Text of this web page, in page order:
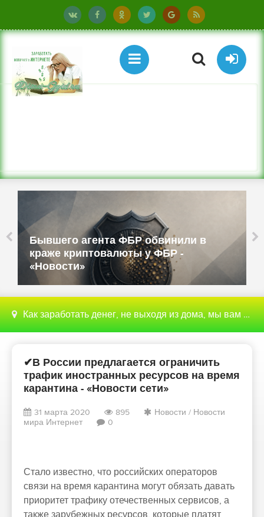
Бывшего агента ФБР обвинили в
краже криптовалюты у ФБР -
«Новости»
Как заработать денег, не выходя из дома, мы вам поможем с этим разобраться
✔В России предлагается ограничить
трафик иностранных ресурсов на время
карантина - «Новости сети»
31 марта 2020 895 Новости / Новости
мира Интернет
0
Стало известно, что российских операторов
связи на время карантина могут обязать давать
приоритет трафику отечественных сервисов, а
также зарубежных ресурсов, которые платят